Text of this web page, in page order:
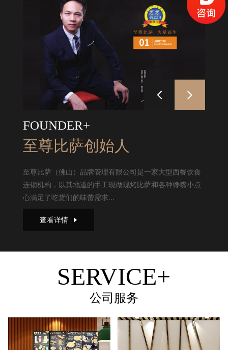
FOUNDER+
至尊比萨创始人
至尊比萨（佛山）品牌管理有限公司是一家大型西餐饮食
连锁机构，以其地道的手工现做现烤比萨和各种馋嘴小点
心满足了吃货们的味蕾需求...
查看详情
SERVICE+
公司服务